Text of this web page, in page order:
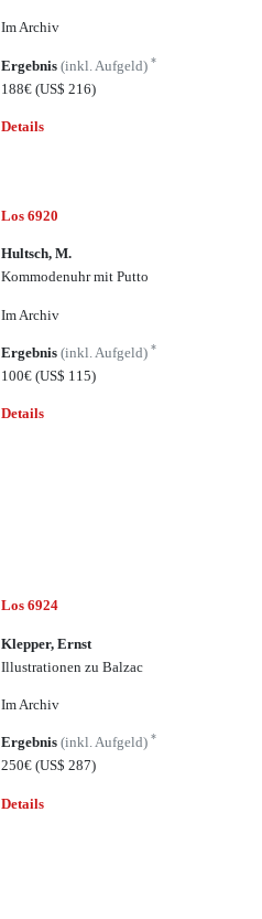
Im Archiv
Ergebnis(inkl. Aufgeld)*
188€(US$ 216)
Details
Los 6920
Hultsch, M.
Kommodenuhr mit Putto
Im Archiv
Ergebnis(inkl. Aufgeld)*
100€(US$ 115)
Details
Los 6924
Klepper, Ernst
Illustrationen zu Balzac
Im Archiv
Ergebnis(inkl. Aufgeld)*
250€(US$ 287)
Details